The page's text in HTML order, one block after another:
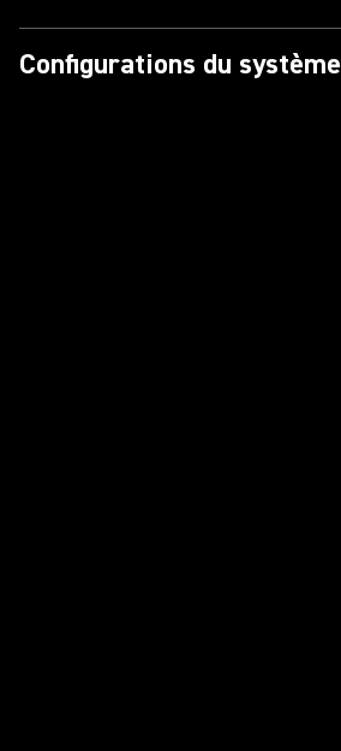
Configurations du système